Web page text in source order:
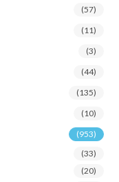
(57)
(11)
(3)
(44)
(135)
(10)
(953)
(33)
(20)